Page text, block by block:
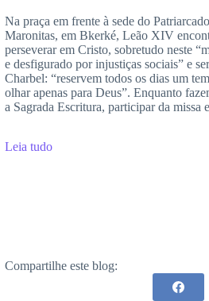
Na praça em frente à sede do
Maronitas, em Bkerké, Leão XIV
perseverar em Cristo, sobretudo neste
e desfigurado por injustiças sociais” e
Charbel: “reservem todos os dias um
olhar apenas para Deus”. Enquanto
a Sagrada Escritura, participar da missa
Leia tudo
Compartilhe este blog: